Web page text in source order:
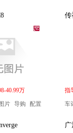
40.99万
图片 导购 配置
传
指
车
广